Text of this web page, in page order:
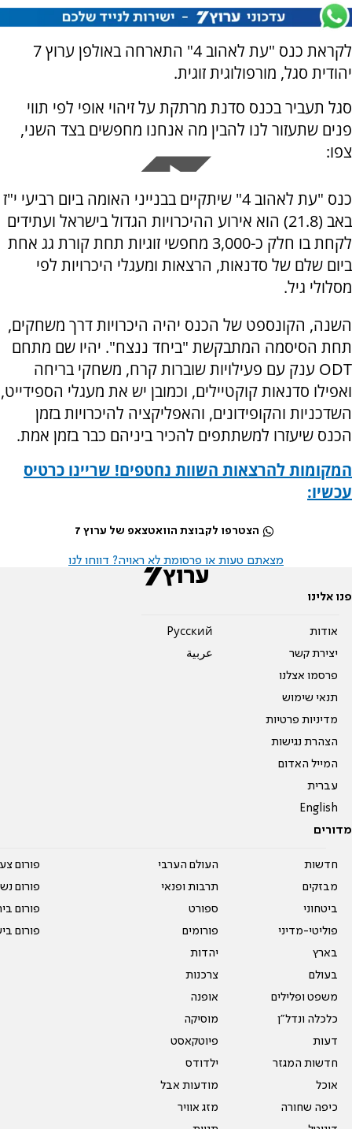
לקראת כנס "עת לאהוב 4" התארחה באולפן ערוץ 7
יהודית סגל, מורפולוגית זוגית.
סגל תעביר בכנס סדנת מרתקת על זיהוי אופי לפי תווי
פנים שתעזור לנו להבין מה אנחנו מחפשים בצד השני,
צפו:
כנס "עת לאהוב 4" שיתקיים בבנייני האומה ביום רביעי י"ז
באב (21.8) הוא אירוע ההיכרויות הגדול בישראל ועתידים
לקחת בו חלק כ-3,000 מחפשי זוגיות תחת קורת גג אחת
ביום שלם של סדנאות, הרצאות ומעגלי היכרויות לפי
מסלולי גיל.
השנה, הקונספט של הכנס יהיה היכרויות דרך משחקים,
תחת הסיסמה המתבקשת "ביחד ננצח". יהיו שם מתחם
ODT ענק עם פעילויות שוברות קרח, משחקי בריחה
ואפילו סדנאות קוקטיילים, וכמובן יש את מעגלי הספידייט,
השדכניות והקופידונים, והאפליקציה להיכרויות בזמן
הכנס שיעזרו למשתתפים להכיר ביניהם כבר בזמן אמת.
המקומות להרצאות השוות נחטפים! שריינו כרטיס
עכשיו:
הצטרפו לקבוצת הוואטצאפ של ערוץ 7
מצאתם טעות או פרסומת לא ראויה? דווחו לנו
פנו אלינו
אודות
יצירת קשר
פרסמו אצלנו
תנאי שימוש
מדיניות פרטיות
הצהרת נגישות
המייל האדום
עברית
English
Pусский
عربية
מדורים
חדשות
מבזקים
ביטחוני
פוליטי-מדיני
בארץ
בעולם
משפט ופלילים
כלכלה ונדל"ן
דעות
חדשות המגזר
אוכל
כיפה שחורה
העולם הערבי
תרבות ופנאי
ספורט
פורומים
יהדות
צרכנות
אופנה
מוסיקה
פיוטקאסט
ילדודס
מודעות אבל
מזג אוויר
פורום
פורום
פורום
פורום